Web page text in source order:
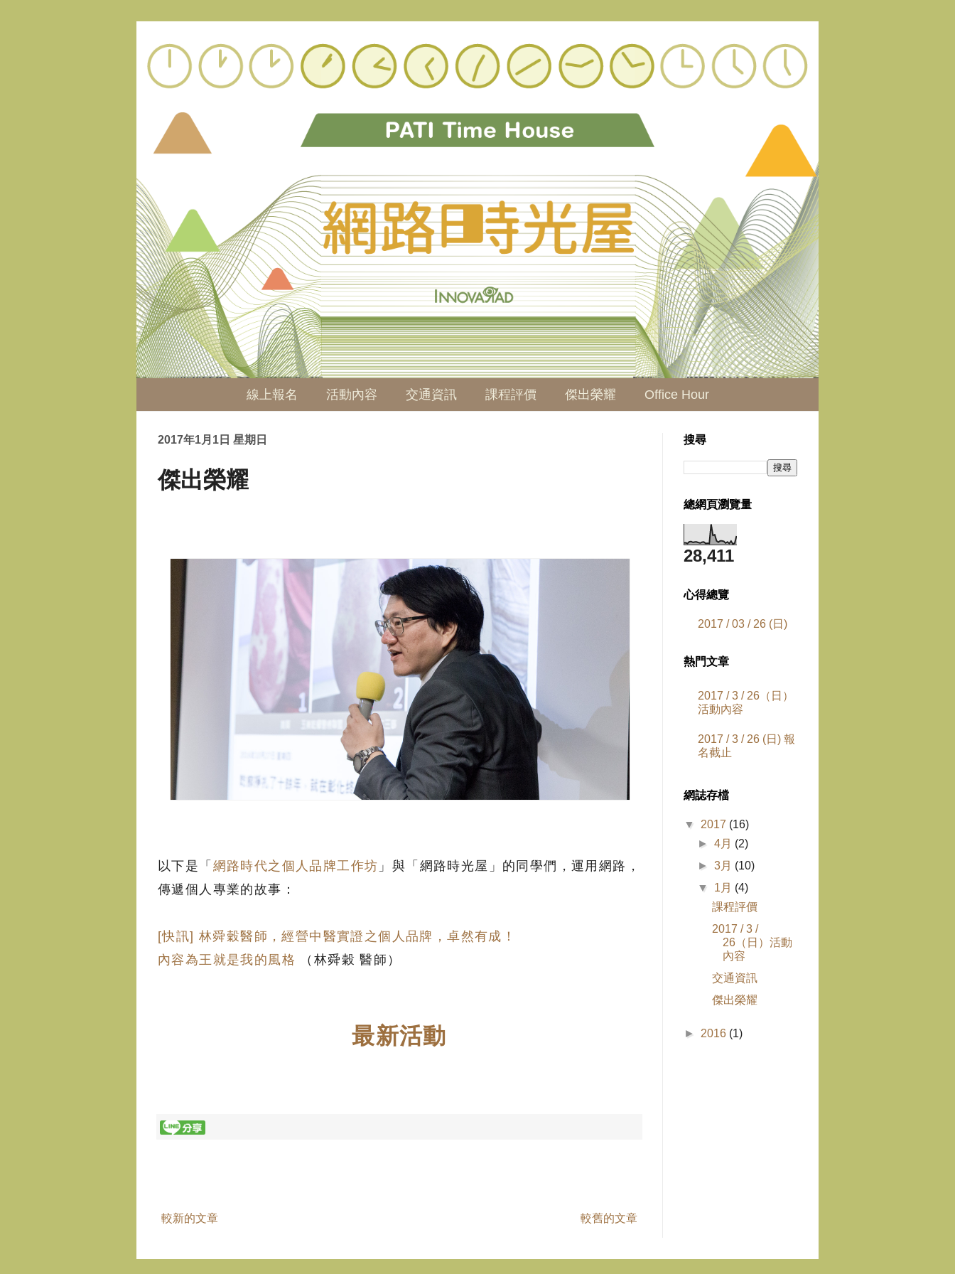
線上報名 活動內容 交通資訊 課程評價 傑出榮耀 Office Hour
2017年1月1日 星期日
傑出榮耀
以下是「 網路時代之個人品牌工作坊 」與「網路時光屋」的同學們，運用網路，
傳遞個人專業的故事：
[快訊] 林舜穀醫師，經營中醫實證之個人品牌，卓然有成！
內容為王就是我的風格 （林舜穀 醫師）
最新活動
較新的文章 較舊的文章
搜尋
總網頁瀏覽量
28,411
心得總覽
2017 / 03 / 26 (日)
熱門文章
2017 / 3 / 26（日）
活動內容
2017 / 3 / 26 (日) 報
名截止
網誌存檔
▼ 2017 (16)
►4月 (2)
►3月 (10)
▼ 1月 (4)
課程評價
2017 / 3 /
26（日）活動
內容
交通資訊
傑出榮耀
► 2016 (1)